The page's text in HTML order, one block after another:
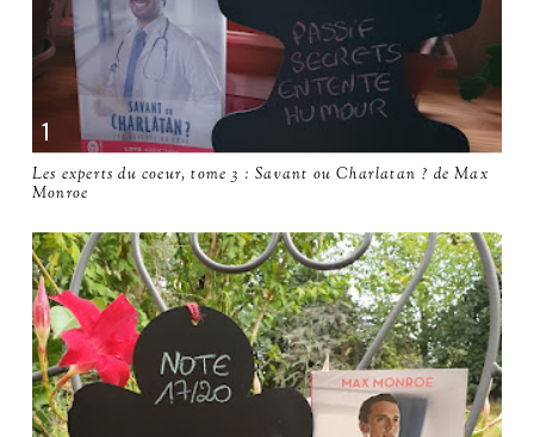
Les experts du coeur, tome 3 : Savant ou Charlatan ? de Max
Monroe